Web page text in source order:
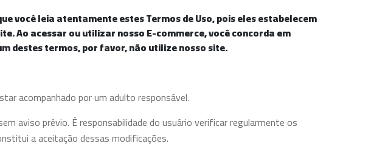
você leia atentamente estes Termos de Uso, pois eles estabelecem
Ao acessar ou utilizar nosso E-commerce, você concorda em
destes termos, por favor, não utilize nosso site.
acompanhado por um adulto responsável.
aviso prévio. É responsabilidade do usuário verificar regularmente os
a aceitação dessas modificações.